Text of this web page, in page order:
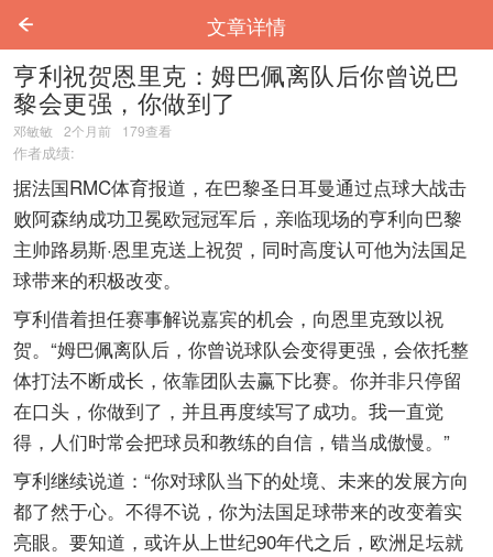
文章详情
亨利祝贺恩里克：姆巴佩离队后你曾说巴
黎会更强，你做到了
邓敏敏 2个月前 179查看
作者成绩:
据法国RMC体育报道，在巴黎圣日耳曼通过点球大战击
败阿森纳成功卫冕欧冠冠军后，亲临现场的亨利向巴黎
主帅路易斯·恩里克送上祝贺，同时高度认可他为法国足
球带来的积极改变。
亨利借着担任赛事解说嘉宾的机会，向恩里克致以祝
贺。“姆巴佩离队后，你曾说球队会变得更强，会依托整
体打法不断成长，依靠团队去赢下比赛。你并非只停留
在口头，你做到了，并且再度续写了成功。我一直觉
得，人们时常会把球员和教练的自信，错当成傲慢。”
亨利继续说道：“你对球队当下的处境、未来的发展方向
都了然于心。不得不说，你为法国足球带来的改变着实
亮眼。要知道，或许从上世纪90年代之后，欧洲足坛就